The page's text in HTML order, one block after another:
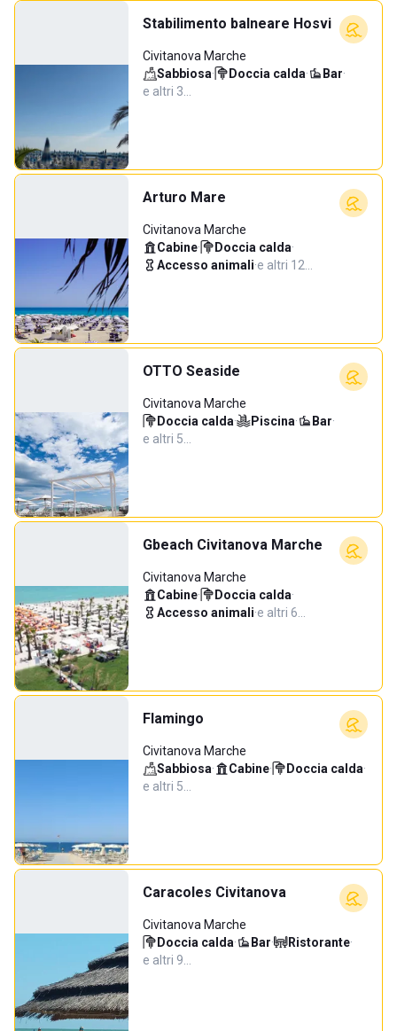
Stabilimento balneare Hosvi
Civitanova Marche
Sabbiosa· Doccia calda· Bar·
e altri 3…
Arturo Mare
Civitanova Marche
Cabine· Doccia calda·
Accesso animali·e altri 12…
OTTO Seaside
Civitanova Marche
Doccia calda· Piscina· Bar·
e altri 5…
Gbeach Civitanova Marche
Civitanova Marche
Cabine· Doccia calda·
Accesso animali·e altri 6…
Flamingo
Civitanova Marche
Sabbiosa· Cabine· Doccia calda·
e altri 5…
Caracoles Civitanova
Civitanova Marche
Doccia calda· Bar· Ristorante·
e altri 9…